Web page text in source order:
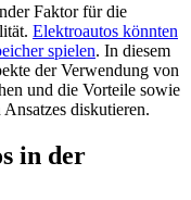
Faktor für die
Elektroautos könnten
spielen. In diesem
der Verwendung von
und die Vorteile sowie
diskutieren.
in der